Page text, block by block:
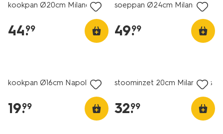
kookpan Ø20cm Milano
44.
99
soeppan Ø24cm Milano
49.
99
kookpan Ø16cm Napoli
19.
99
stoominzet 20cm Milano rvs
32.
99